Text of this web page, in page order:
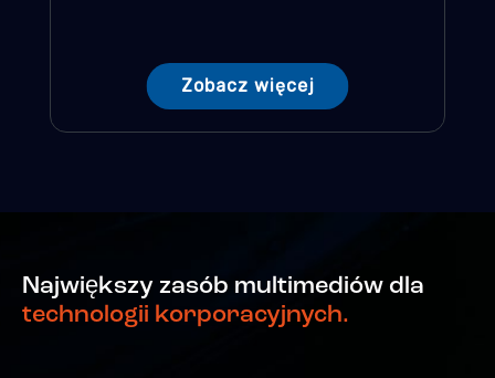
Zobacz więcej
Największy zasób multimediów dla
technologii korporacyjnych.